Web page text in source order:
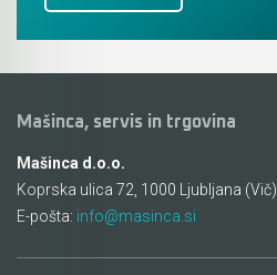
Mašinca, servis in trgovina
Mašinca d.o.o.
Koprska ulica 72, 1000 Ljubljana (Vič)
E-pošta: info@masinca.si